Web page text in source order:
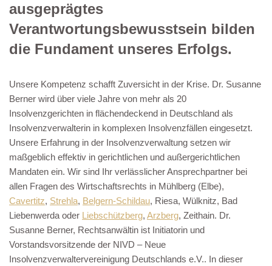
ausgeprägtes
Verantwortungsbewusstsein bilden
die Fundament unseres Erfolgs.
Unsere Kompetenz schafft Zuversicht in der Krise. Dr. Susanne
Berner wird über viele Jahre von mehr als 20
Insolvenzgerichten in flächendeckend in Deutschland als
Insolvenzverwalterin in komplexen Insolvenzfällen eingesetzt.
Unsere Erfahrung in der Insolvenzverwaltung setzen wir
maßgeblich effektiv in gerichtlichen und außergerichtlichen
Mandaten ein. Wir sind Ihr verlässlicher Ansprechpartner bei
allen Fragen des Wirtschaftsrechts in Mühlberg (Elbe),
Cavertitz, Strehla, Belgern-Schildau, Riesa, Wülknitz, Bad
Liebenwerda oder Liebschützberg, Arzberg, Zeithain. Dr.
Susanne Berner, Rechtsanwältin ist Initiatorin und
Vorstandsvorsitzende der NIVD – Neue
Insolvenzverwaltervereinigung Deutschlands e.V.. In dieser